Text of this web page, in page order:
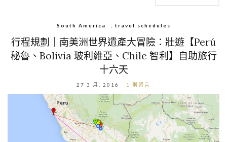
South America travel schedules
行程規劃｜南美洲世界遺產大冒險：壯遊【Perú
秘魯、Bolivia 玻利維亞、Chile 智利】自助旅行
十六天
27 3 月, 2016 1 則留言